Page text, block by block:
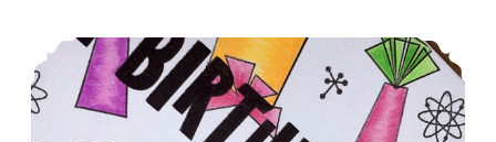
Introduction
Day
Uniko 12th Birthday February 2024 Release – Introduction Day 2